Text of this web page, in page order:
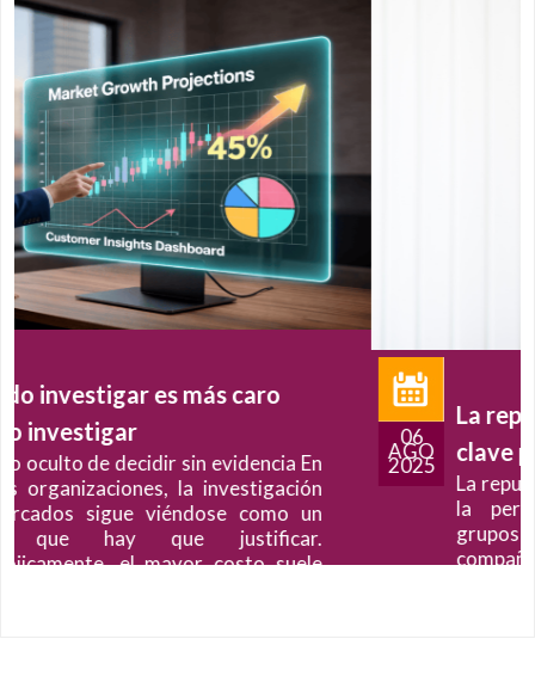
06
AGO
2025
La reputación corporativa, una
clave para el éxito empresarial
La reputación de marca hace referencia a
la percepción que tienen diferentes
grupos con los que interactúan las
compañías en la sociedad, como clientes,